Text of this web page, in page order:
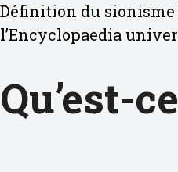
Définition du sionisme
l’Encyclopaedia
Qu’est-